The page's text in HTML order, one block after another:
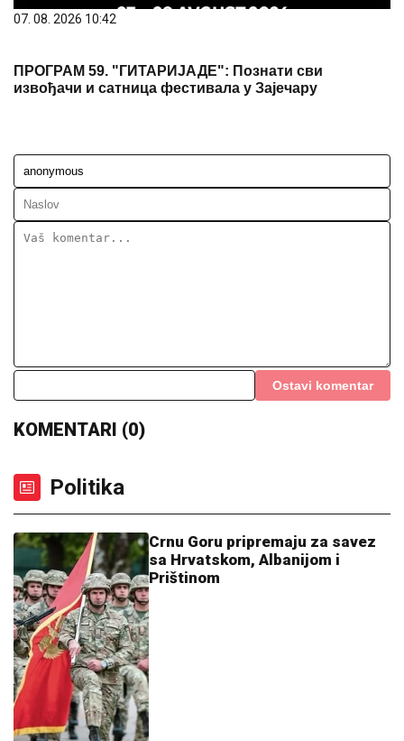
07. 08. 2026 10:42
ПРОГРАМ 59. "ГИТАРИЈАДЕ": Познати сви
извођачи и сатница фестивала у Зајечару
Ostavi komentar
KOMENTARI (0)
Politika
Crnu Goru pripremaju za savez
sa Hrvatskom, Albanijom i
Prištinom